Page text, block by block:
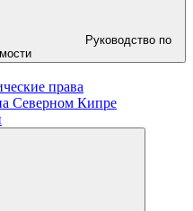
Руководство по
права
Северном Кипре